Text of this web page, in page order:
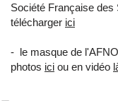
Société Française des
télécharger ici
- le masque de
photos ici ou en vidéo